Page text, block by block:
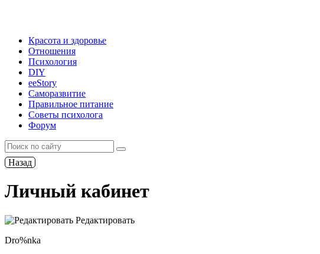
Красота и здоровье
Отношения
Психология
DIY
ееStory
Саморазвитие
Правильное питание
Советы психолога
Форум
Назад
Личный кабинет
Редактировать
Dro%nka